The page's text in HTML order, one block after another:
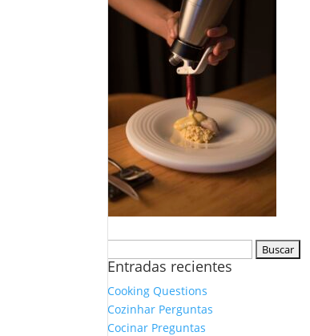
Entradas recientes
Cooking Questions
Cozinhar Perguntas
Cocinar Preguntas